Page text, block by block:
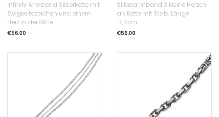
Infinity Armband Silberkette mit
Ewigkeitszeichen und einem
Herz in der Mitte
€56.00
Silberarmband 3 kleine Herzen
an Kette mit Stab. Länge
17,4cm.
€56.00